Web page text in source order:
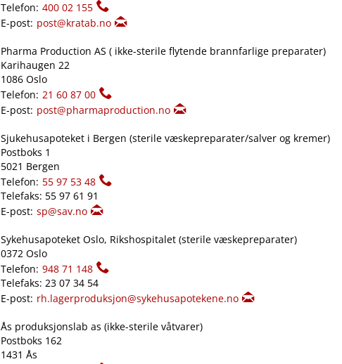
Telefon: 400 02 155
E-post: post@kratab.no
Pharma Production AS ( ikke-sterile flytende brannfarlige preparater)
Karihaugen 22
1086 Oslo
Telefon: 21 60 87 00
E-post: post@pharmaproduction.no
Sjukehusapoteket i Bergen (sterile væskepreparater​/​salver og kremer)
Postboks 1
5021 Bergen
Telefon: 55 97 53 48
Telefaks: 55 97 61 91
E-post: sp@sav.no
Sykehusapoteket Oslo, Rikshospitalet (sterile væskepreparater)
0372 Oslo
Telefon: 948 71 148
Telefaks: 23 07 34 54
E-post: rh.lagerproduksjon@sykehusapotekene.no
Ås produksjonslab as (ikke-sterile våtvarer)
Postboks 162
1431 Ås